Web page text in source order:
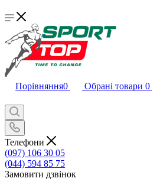
Порівняння0 Обрані товари 0
Телефони
(097) 106 30 05
(044) 594 85 75
Замовити дзвінок